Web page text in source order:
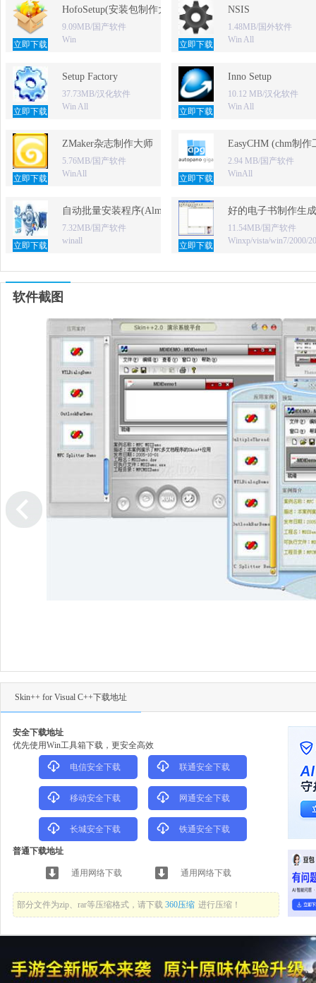
立即下载
HofoSetup(安装包制作大师)
9.09MB/国产软件
Win
立即下载
NSIS
1.48MB/国外软件
Win All
立即下载
Setup Factory
37.73MB/汉化软件
Win All
立即下载
Inno Setup
10.12 MB/汉化软件
Win All
立即下载
ZMaker杂志制作大师
5.76MB/国产软件
WinAll
立即下载
EasyCHM (chm制作
2.94 MB/国产软件
WinAll
立即下载
自动批量安装程序(Almeza MultiSet)
7.32MB/国产软件
winall
立即下载
好的电子书制作生
11.54MB/国产软件
Winxp/vista/win7/2000/
软件截图
Skin++ for Visual C++下载地址
安全下载地址
优先使用Win工具箱下载，更安全高效
电信安全下载 联通安全下载
移动安全下载 网通安全下载
长城安全下载 铁通安全下载
普通下载地址
通用网络下载 通用网络下载
部分文件为zip、rar等压缩格式，请下载 360压缩 进行压缩！